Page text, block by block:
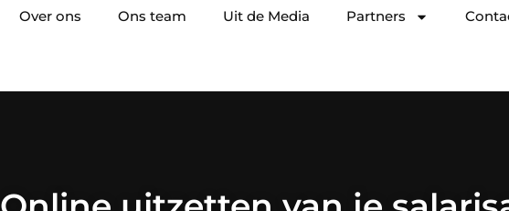
Over ons Ons team Uit de Media Partners